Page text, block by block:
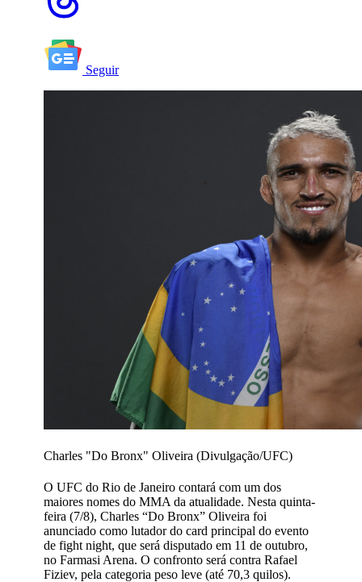
Seguir
Charles "Do Bronx" Oliveira (Divulgação/UFC)
O UFC do Rio de Janeiro contará com um dos
maiores nomes do MMA da atualidade. Nesta quinta-
feira (7/8), Charles “Do Bronx” Oliveira foi
anunciado como lutador do card principal do evento
de fight night, que será disputado em 11 de outubro,
no Farmasi Arena. O confronto será contra Rafael
Fiziev, pela categoria peso leve (até 70,3 quilos).